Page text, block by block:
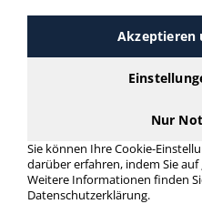
Akzeptieren
Nur
Sie können Ihre Cookie-
darüber erfahren, indem Sie auf
Weitere Informationen finden
Datenschutzerklärung.